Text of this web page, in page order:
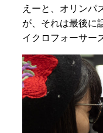
えーと、オリンパ
が、それは最後に
イクロフォーサー